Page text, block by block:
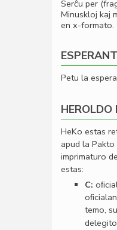
Serĉu per
Minuskloj kaj
en x-formato.
Petu la
HEROLDO
HeKo estas
apud la
imprimaturo
estas:
C:
temo,